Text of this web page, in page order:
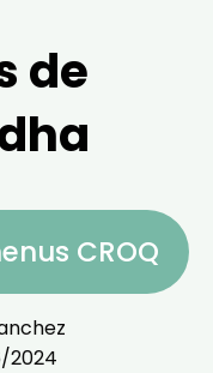
de
CROQ
2024